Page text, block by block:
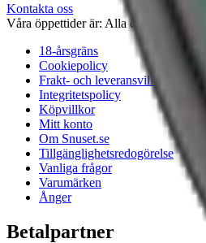
Kontakta oss
Våra öppettider är: Alla dagar 08:00 -
18-årsgräns
Cookiepolicy
Frakt- och leveransvillkor
Integritetspolicy
Köpvillkor
Mitt konto
Om Snuset.se
Tillgänglighetsredogörelse
Vanliga frågor
Varumärken
Ånger
Betalpartner